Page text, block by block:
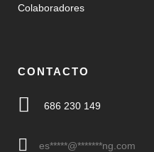
Colaboradores
CONTACTO
686 230 149
es*****@*******ng.com